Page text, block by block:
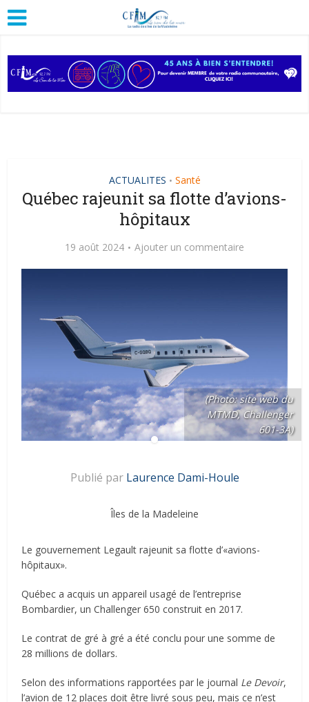
ACTUALITES • Santé
Québec rajeunit sa flotte d’avions-
hôpitaux
19 août 2024 Ajouter un commentaire
(Photo: site web du
MTMD, Challenger
601-3A)
Publié par Laurence Dami-Houle
Îles de la Madeleine
Le gouvernement Legault rajeunit sa flotte d’«avions-
hôpitaux».
Québec a acquis un appareil usagé de l’entreprise
Bombardier, un Challenger 650 construit en 2017.
Le contrat de gré à gré a été conclu pour une somme de
28 millions de dollars.
Selon des informations rapportées par le journal Le Devoir,
l’avion de 12 places doit être livré sous peu, mais ce n’est